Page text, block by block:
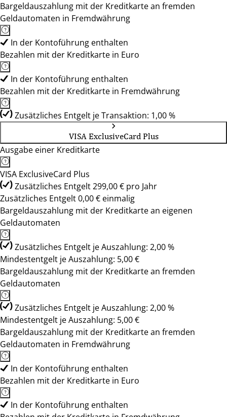
Bargeldauszahlung mit der Kreditkarte an fremden
Geldautomaten in Fremdwährung
In der Kontoführung enthalten
Bezahlen mit der Kreditkarte in Euro
In der Kontoführung enthalten
Bezahlen mit der Kreditkarte in Fremdwährung
Zusätzliches Entgelt je Transaktion: 1,00 %
VISA ExclusiveCard Plus
Ausgabe einer Kreditkarte
VISA ExclusiveCard Plus
Zusätzliches Entgelt 299,00 € pro Jahr
Zusätzliches Entgelt 0,00 € einmalig
Bargeldauszahlung mit der Kreditkarte an eigenen
Geldautomaten
Zusätzliches Entgelt je Auszahlung: 2,00 %
Mindestentgelt je Auszahlung: 5,00 €
Bargeldauszahlung mit der Kreditkarte an fremden
Geldautomaten
Zusätzliches Entgelt je Auszahlung: 2,00 %
Mindestentgelt je Auszahlung: 5,00 €
Bargeldauszahlung mit der Kreditkarte an fremden
Geldautomaten in Fremdwährung
In der Kontoführung enthalten
Bezahlen mit der Kreditkarte in Euro
In der Kontoführung enthalten